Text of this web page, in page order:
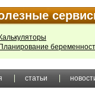
Калькуляторы
Планирование
статьи